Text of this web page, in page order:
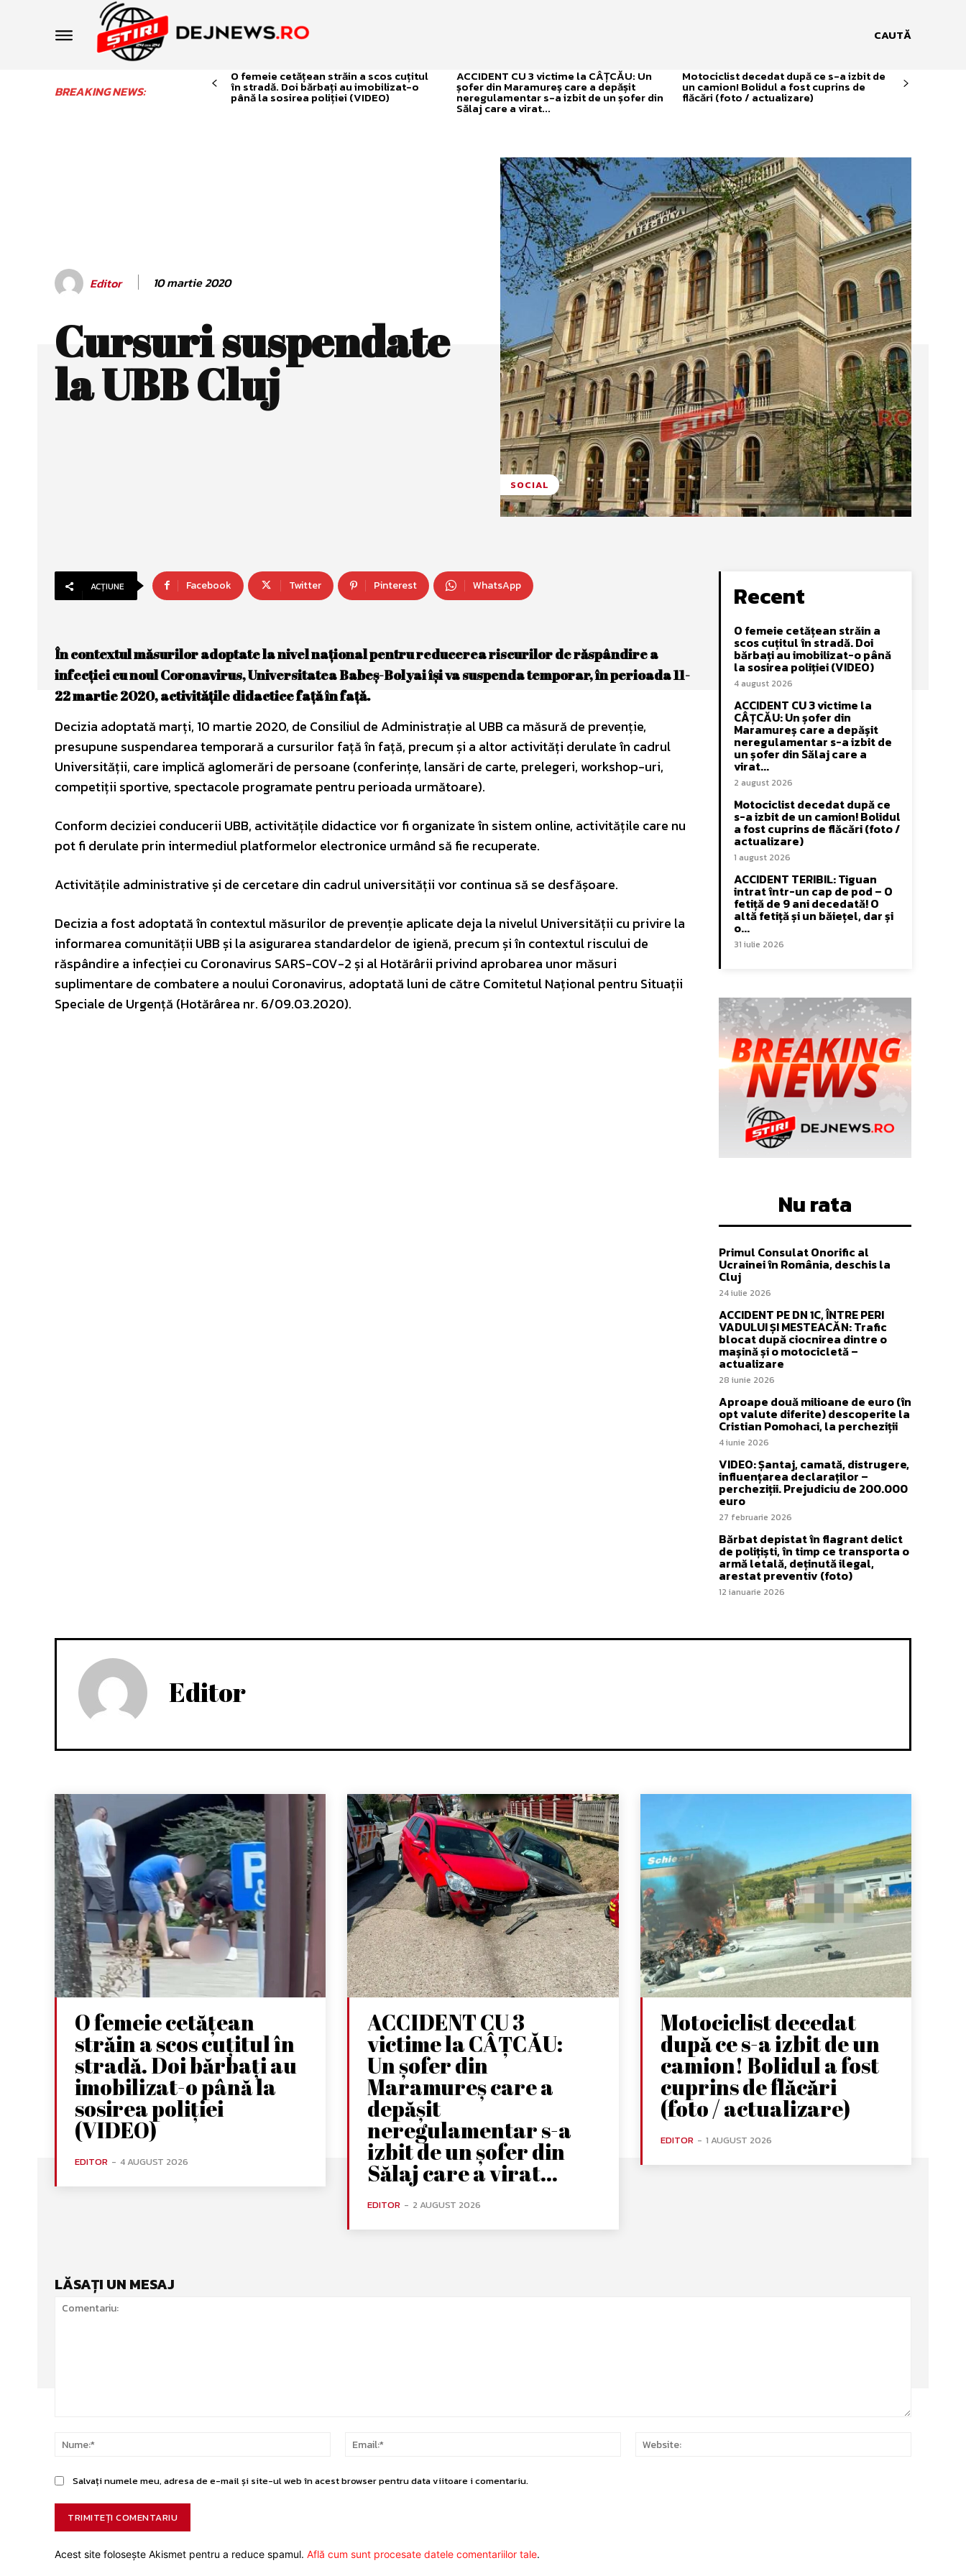
CAUTĂ
BREAKING NEWS:
O femeie cetățean străin a scos cuțitul
în stradă. Doi bărbați au imobilizat-o
până la sosirea poliției (VIDEO)
ACCIDENT CU 3 victime la CÂȚCĂU: Un
șofer din Maramureș care a depășit
neregulamentar s-a izbit de un șofer din
Sălaj care a virat...
Motociclist decedat după ce s-a izbit de
un camion! Bolidul a fost cuprins de
flăcări (foto / actualizare)
Editor 10 martie 2020
Cursuri suspendate
la UBB Cluj
SOCIAL
ACȚIUNE Facebook Twitter Pinterest WhatsApp
În contextul măsurilor adoptate la nivel național pentru reducerea riscurilor de răspândire a
infecției cu noul Coronavirus, Universitatea Babeş-Bolyai își va suspenda temporar, în perioada 11-
22 martie 2020, activitățile didactice față în față.
Decizia adoptată marți, 10 martie 2020, de Consiliul de Administrație al UBB ca măsură de prevenție,
presupune suspendarea temporară a cursurilor față în față, precum și a altor activități derulate în cadrul
Universității, care implică aglomerări de persoane (conferințe, lansări de carte, prelegeri, workshop-uri,
competiții sportive, spectacole programate pentru perioada următoare).
Conform deciziei conducerii UBB, activitățile didactice vor fi organizate în sistem online, activitățile care nu
pot fi derulate prin intermediul platformelor electronice urmând să fie recuperate.
Activitățile administrative și de cercetare din cadrul universității vor continua să se desfășoare.
Decizia a fost adoptată în contextul măsurilor de prevenție aplicate deja la nivelul Universității cu privire la
informarea comunității UBB și la asigurarea standardelor de igienă, precum și în contextul riscului de
răspândire a infecției cu Coronavirus SARS-COV-2 și al Hotărârii privind aprobarea unor măsuri
suplimentare de combatere a noului Coronavirus, adoptată luni de către Comitetul Național pentru Situații
Speciale de Urgență (Hotărârea nr. 6/09.03.2020).
Recent
O femeie cetățean străin a
scos cuțitul în stradă. Doi
bărbați au imobilizat-o până
la sosirea poliției (VIDEO)
4 august 2026
ACCIDENT CU 3 victime la
CÂȚCĂU: Un șofer din
Maramureș care a depășit
neregulamentar s-a izbit de
un șofer din Sălaj care a
virat...
2 august 2026
Motociclist decedat după ce
s-a izbit de un camion! Bolidul
a fost cuprins de flăcări (foto /
actualizare)
1 august 2026
ACCIDENT TERIBIL: Tiguan
intrat într-un cap de pod – O
fetiță de 9 ani decedată! O
altă fetiță și un băiețel, dar și
o...
31 iulie 2026
Nu rata
Primul Consulat Onorific al
Ucrainei în România, deschis la
Cluj
24 iulie 2026
ACCIDENT PE DN 1C, ÎNTRE PERI
VADULUI ȘI MESTEACĂN: Trafic
blocat după ciocnirea dintre o
mașină și o motocicletă –
actualizare
28 iunie 2026
Aproape două milioane de euro (în
opt valute diferite) descoperite la
Cristian Pomohaci, la percheziții
4 iunie 2026
VIDEO: Șantaj, camată, distrugere,
influențarea declaraților –
percheziții. Prejudiciu de 200.000
euro
27 februarie 2026
Bărbat depistat în flagrant delict
de polițiști, în timp ce transporta o
armă letală, deținută ilegal,
arestat preventiv (foto)
12 ianuarie 2026
Editor
O femeie cetățean
străin a scos cuțitul în
stradă. Doi bărbați au
imobilizat-o până la
sosirea poliției
(VIDEO)
EDITOR - 4 AUGUST 2026
ACCIDENT CU 3
victime la CÂȚCĂU:
Un șofer din
Maramureș care a
depășit
neregulamentar s-a
izbit de un șofer din
Sălaj care a virat...
EDITOR - 2 AUGUST 2026
Motociclist decedat
după ce s-a izbit de un
camion! Bolidul a fost
cuprins de flăcări
(foto / actualizare)
EDITOR - 1 AUGUST 2026
LĂSAȚI UN MESAJ
Nume:*
Email:*
Salvați numele meu, adresa de e-mail și site-ul web în acest browser pentru data viitoare i comentariu.
Acest site folosește Akismet pentru a reduce spamul. Află cum sunt procesate datele comentariilor tale.